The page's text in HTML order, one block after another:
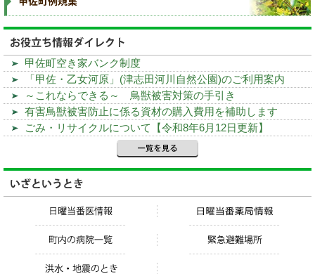
甲佐町空き家バンク制度
「甲佐・乙女河原」(津志田河川自然公園)のご利用案内
～これならできる～ 鳥獣被害対策の手引き
有害鳥獣被害防止に係る資材の購入費用を補助します
ごみ・リサイクルについて【令和8年6月12日更新】